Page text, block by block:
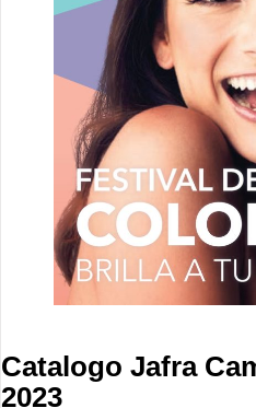
Catalogo Jafra
2023